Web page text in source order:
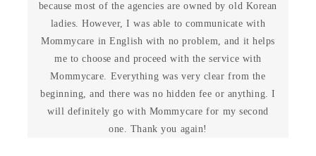
because most of the agencies are owned by old Korean
ladies. However, I was able to communicate with
Mommycare in English with no problem, and it helps
me to choose and proceed with the service with
Mommycare. Everything was very clear from the
beginning, and there was no hidden fee or anything. I
will definitely go with Mommycare for my second
one. Thank you again!